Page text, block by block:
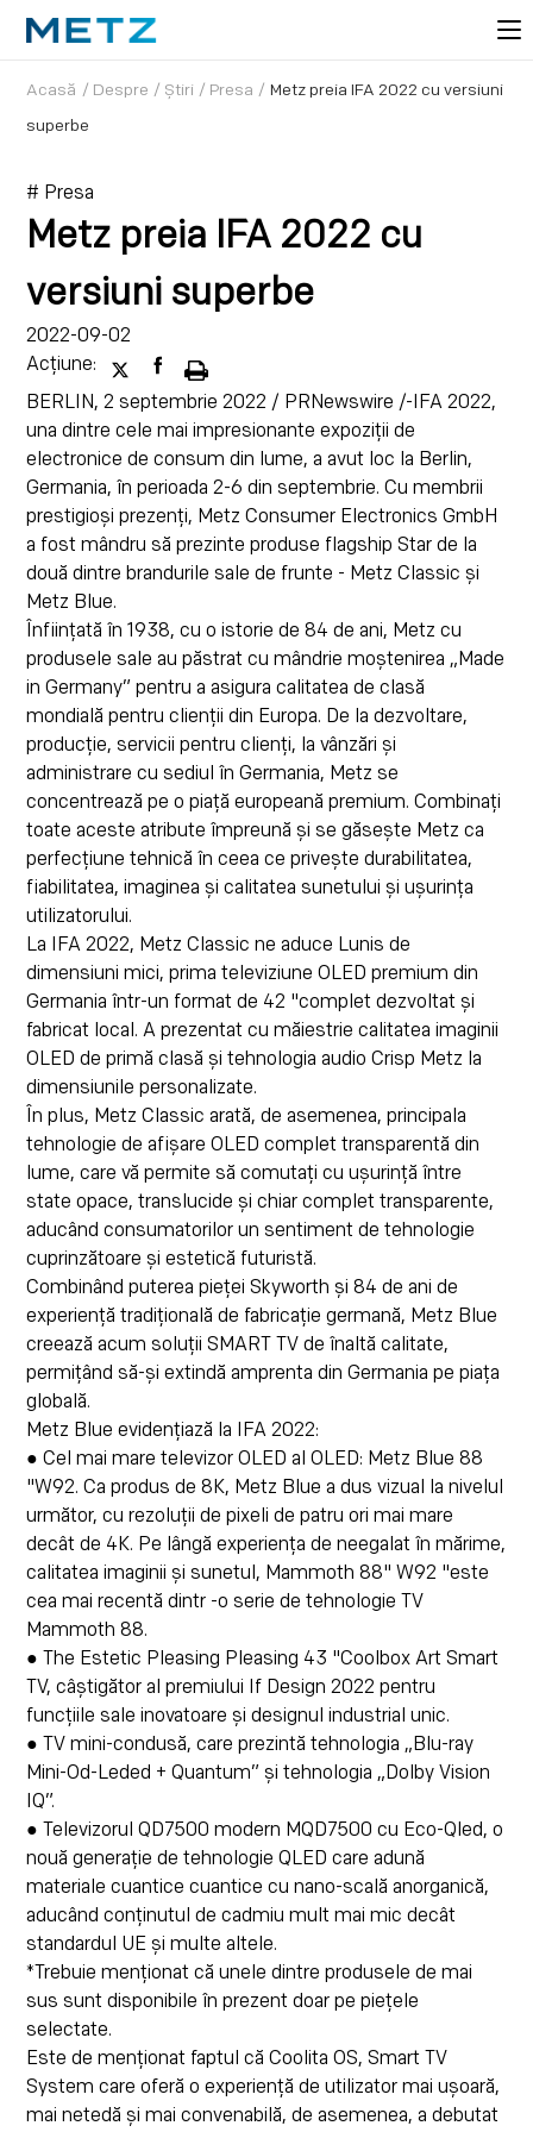
Acasă / Despre / Știri / Presa / Metz preia IFA 2022 cu versiuni
superbe
# Presa
Metz preia IFA 2022 cu
versiuni superbe
2022-09-02
Acțiune:
BERLIN, 2 septembrie 2022 / PRNewswire /-IFA 2022,
una dintre cele mai impresionante expoziții de
electronice de consum din lume, a avut loc la Berlin,
Germania, în perioada 2-6 din septembrie. Cu membrii
prestigioși prezenți, Metz Consumer Electronics GmbH
a fost mândru să prezinte produse flagship Star de la
două dintre brandurile sale de frunte - Metz Classic și
Metz Blue.
Înființată în 1938, cu o istorie de 84 de ani, Metz cu
produsele sale au păstrat cu mândrie moștenirea „Made
in Germany” pentru a asigura calitatea de clasă
mondială pentru clienții din Europa. De la dezvoltare,
producție, servicii pentru clienți, la vânzări și
administrare cu sediul în Germania, Metz se
concentrează pe o piață europeană premium. Combinați
toate aceste atribute împreună și se găsește Metz ca
perfecțiune tehnică în ceea ce privește durabilitatea,
fiabilitatea, imaginea și calitatea sunetului și ușurința
utilizatorului.
La IFA 2022, Metz Classic ne aduce Lunis de
dimensiuni mici, prima televiziune OLED premium din
Germania într-un format de 42 "complet dezvoltat și
fabricat local. A prezentat cu măiestrie calitatea imaginii
OLED de primă clasă și tehnologia audio Crisp Metz la
dimensiunile personalizate.
În plus, Metz Classic arată, de asemenea, principala
tehnologie de afișare OLED complet transparentă din
lume, care vă permite să comutați cu ușurință între
state opace, translucide și chiar complet transparente,
aducând consumatorilor un sentiment de tehnologie
cuprinzătoare și estetică futuristă.
Combinând puterea pieței Skyworth și 84 de ani de
experiență tradițională de fabricație germană, Metz Blue
creează acum soluții SMART TV de înaltă calitate,
permițând să-și extindă amprenta din Germania pe piața
globală.
Metz Blue evidențiază la IFA 2022:
● Cel mai mare televizor OLED al OLED: Metz Blue 88
"W92. Ca produs de 8K, Metz Blue a dus vizual la nivelul
următor, cu rezoluții de pixeli de patru ori mai mare
decât de 4K. Pe lângă experiența de neegalat în mărime,
calitatea imaginii și sunetul, Mammoth 88" W92 "este
cea mai recentă dintr -o serie de tehnologie TV
Mammoth 88.
● The Estetic Pleasing Pleasing 43 "Coolbox Art Smart
TV, câștigător al premiului If Design 2022 pentru
funcțiile sale inovatoare și designul industrial unic.
● TV mini-condusă, care prezintă tehnologia „Blu-ray
Mini-Od-Leded + Quantum” și tehnologia „Dolby Vision
IQ”.
● Televizorul QD7500 modern MQD7500 cu Eco-Qled, o
nouă generație de tehnologie QLED care adună
materiale cuantice cuantice cu nano-scală anorganică,
aducând conținutul de cadmiu mult mai mic decât
standardul UE și multe altele.
*Trebuie menționat că unele dintre produsele de mai
sus sunt disponibile în prezent doar pe piețele
selectate.
Este de menționat faptul că Coolita OS, Smart TV
System care oferă o experiență de utilizator mai ușoară,
mai netedă și mai convenabilă, de asemenea, a debutat